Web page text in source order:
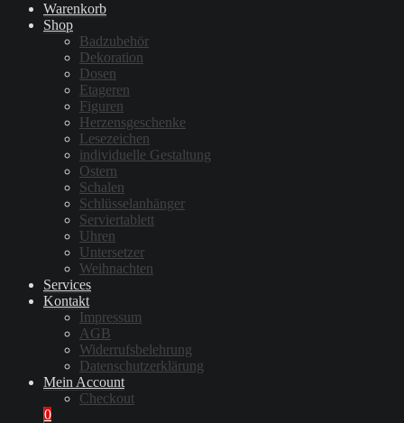
Warenkorb
Shop
Badzubehör
Dekoration
Dosen
Etageren
Figuren
Herzensgeschenke
Lesezeichen
individuelle Gestaltung
Ostern
Schalen
Schlüsselanhänger
Serviertablett
Uhren
Untersetzer
Weihnachten
Services
Kontakt
Impressum
AGB
Widerrufsbelehrung
Datenschutzerklärung
Mein Account
Checkout
0